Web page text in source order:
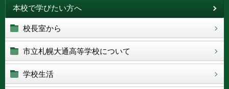
本校で学びたい方へ
校長室から
市立札幌大通高等学校について
学校生活